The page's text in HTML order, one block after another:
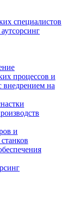
специалистов
процессов и
на
и